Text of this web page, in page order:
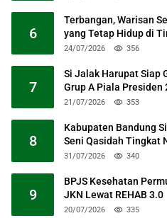
6
Terbangan, Warisan
yang Tetap Hidup di
24/07/2026 356
7
Si Jalak Harupat Siap
Grup A Piala Presiden
21/07/2026 353
8
Kabupaten Bandung
Seni Qasidah Tingkat
31/07/2026 340
9
BPJS Kesehatan
JKN Lewat REHAB 3.0
20/07/2026 335